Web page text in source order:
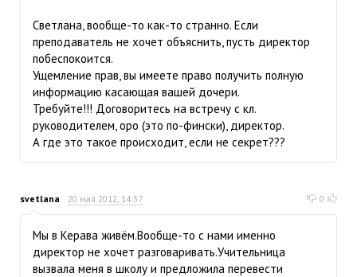
Светлана, вообще-то как-то странно. Если
преподаватель не хочет объяснить, пусть директор
побеспокоится.
Ущемление прав, вы имеете право получить полную
информацию касающая вашей дочери.
Требуйте!!! Договоритесь на встречу с кл.
руководителем, opo (это по-фински), директор.
А где это такое происходит, если не секрет???
svetlana 20 мая 2012, 14:37 0
Мы в Керава живём.Вообще-то с нами именно
директор не хочет разговаривать.Учительница
вызвала меня в школу и предложила перевести